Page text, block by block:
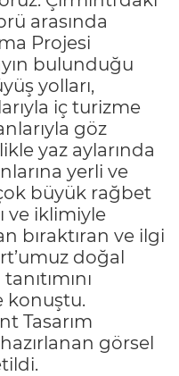
arasında
Projesi
bulunduğu
yolları,
iç turizme
göz
yaz aylarında
yerli ve
büyük rağbet
ve iklimiyle
bıraktıran ve ilgi
doğal
konuştu.
Tasarım
görsel